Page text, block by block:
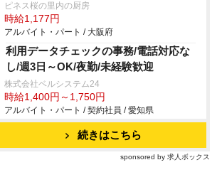
ピネス桜の里内の厨房
時給1,177円
アルバイト・パート / 大阪府
利用データチェックの事務/電話対応な
し/週3日～OK/夜勤/未経験歓迎
株式会社ベルシステム24
時給1,400円～1,750円
アルバイト・パート / 契約社員 / 愛知県
続きはこちら
sponsored by 求人ボックス